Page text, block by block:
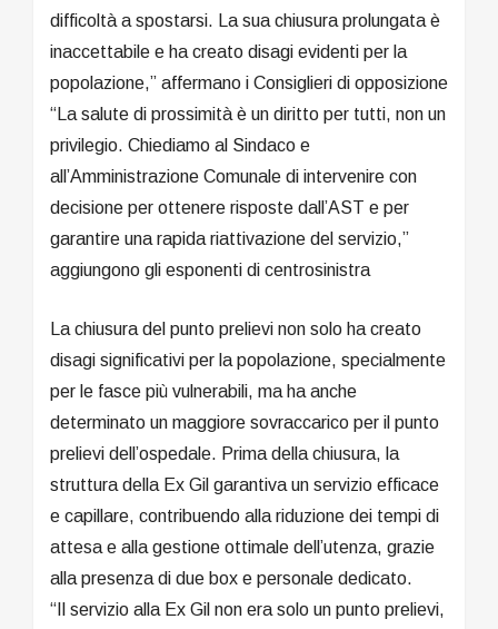
difficoltà a spostarsi. La sua chiusura prolungata è
inaccettabile e ha creato disagi evidenti per la
popolazione,” affermano i Consiglieri di opposizione
“La salute di prossimità è un diritto per tutti, non un
privilegio. Chiediamo al Sindaco e
all’Amministrazione Comunale di intervenire con
decisione per ottenere risposte dall’AST e per
garantire una rapida riattivazione del servizio,”
aggiungono gli esponenti di centrosinistra
La chiusura del punto prelievi non solo ha creato
disagi significativi per la popolazione, specialmente
per le fasce più vulnerabili, ma ha anche
determinato un maggiore sovraccarico per il punto
prelievi dell’ospedale. Prima della chiusura, la
struttura della Ex Gil garantiva un servizio efficace
e capillare, contribuendo alla riduzione dei tempi di
attesa e alla gestione ottimale dell’utenza, grazie
alla presenza di due box e personale dedicato.
“Il servizio alla Ex Gil non era solo un punto prelievi,